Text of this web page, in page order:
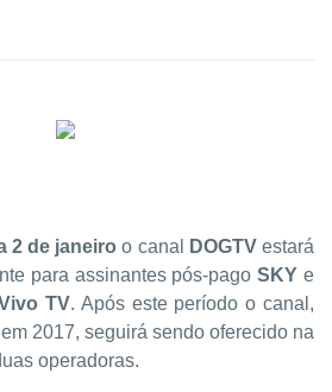
2 de janeiro o canal DOGTVestará
para assinantes pós-pagoSKY e
TV. Após este período o canal,
2017, seguirá sendo oferecido na
operadoras.